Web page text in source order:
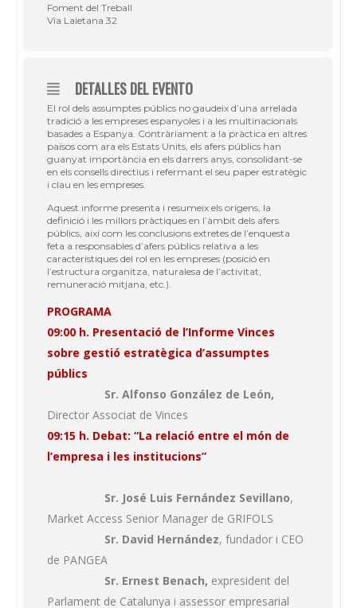
Foment del Treball
Via Laietana 32
DETALLES DEL EVENTO
El rol dels assumptes públics no gaudeix d’una arrelada
tradició a les empreses espanyoles i a les multinacionals
basades a Espanya. Contràriament a la pràctica en altres
països com ara els Estats Units, els afers públics han
guanyat importància en els darrers anys, consolidant-se
en els consells directius i refermant el seu paper estratègic
i clau en les empreses.
Aquest informe presenta i resumeix els orígens, la
definició i les millors pràctiques en l’àmbit dels afers
públics, així com les conclusions extretes de l’enquesta
feta a responsables d’afers públics relativa a les
característiques del rol en les empreses (posició en
l’estructura organitza, naturalesa de l’activitat,
remuneració mitjana, etc.).
PROGRAMA
09:00 h. Presentació de l’Informe Vinces
sobre gestió estratègica d’assumptes
públics
Sr. Alfonso González de León,
Director Associat de Vinces
09:15 h. Debat: “La relació entre el món de
l’empresa i les institucions”
Sr. José Luis Fernández Sevillano,
Market Access Senior Manager de GRIFOLS
Sr. David Hernández, fundador i CEO
de PANGEA
Sr. Ernest Benach, expresident del
Parlament de Catalunya i assessor empresarial